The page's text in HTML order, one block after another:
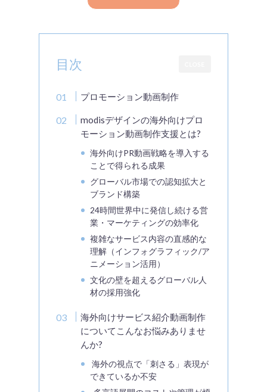
目次
プロモーション動画制作
modisデザインの海外向けプロ
モーション動画制作支援とは?
海外向けPR動画戦略を導入する
ことで得られる成果
グローバル市場での認知拡大と
ブランド構築
24時間世界中に発信し続ける営
業・マーケティングの効率化
複雑なサービス内容の直感的な
理解（インフォグラフィック/ア
ニメーション活用）
文化の壁を超えるグローバル人
材の採用強化
海外向けサービス紹介動画制作
についてこんなお悩みありませ
んか?
海外の視点で「刺さる」表現が
できているか不安